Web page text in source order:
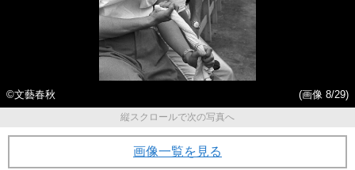
©︎文藝春秋
(画像 8/29)
縦スクロールで次の写真へ
画像一覧を見る